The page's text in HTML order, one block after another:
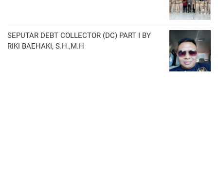
SEPUTAR DEBT COLLECTOR (DC) PART I BY
RIKI BAEHAKI, S.H.,M.H